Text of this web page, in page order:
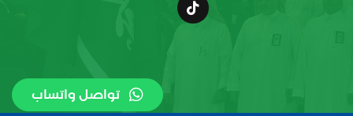
تواصل واتساب